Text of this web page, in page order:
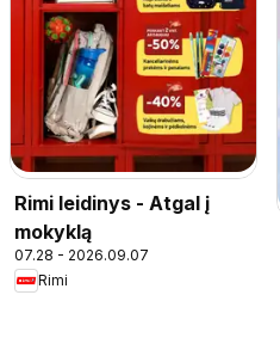
Rimi leidinys - Atgal į
mokyklą
07.28 - 2026.09.07
Rimi